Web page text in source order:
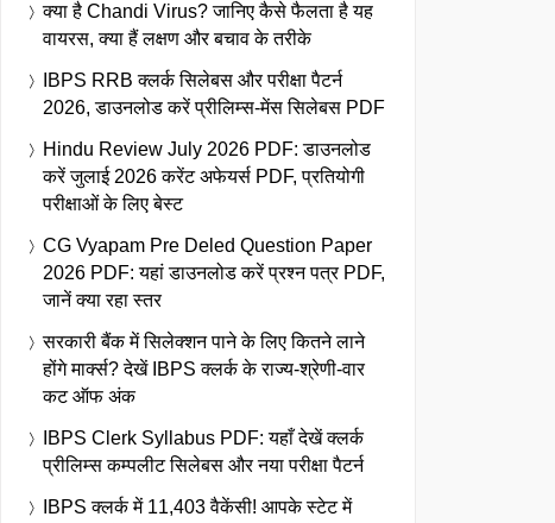
क्या है Chandi Virus? जानिए कैसे फैलता है यह
वायरस, क्या हैं लक्षण और बचाव के तरीके
IBPS RRB क्लर्क सिलेबस और परीक्षा पैटर्न
2026, डाउनलोड करें प्रीलिम्स-मेंस सिलेबस PDF
Hindu Review July 2026 PDF: डाउनलोड
करें जुलाई 2026 करेंट अफेयर्स PDF, प्रतियोगी
परीक्षाओं के लिए बेस्ट
CG Vyapam Pre Deled Question Paper
2026 PDF: यहां डाउनलोड करें प्रश्न पत्र PDF,
जानें क्या रहा स्तर
सरकारी बैंक में सिलेक्शन पाने के लिए कितने लाने
होंगे मार्क्स? देखें IBPS क्लर्क के राज्य-श्रेणी-वार
कट ऑफ अंक
IBPS Clerk Syllabus PDF: यहाँ देखें क्लर्क
प्रीलिम्स कम्पलीट सिलेबस और नया परीक्षा पैटर्न
IBPS क्लर्क में 11,403 वैकेंसी! आपके स्टेट में